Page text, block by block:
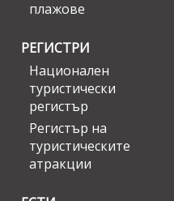
плажове
РЕГИСТРИ
Национален
туристически
регистър
Регистър на
туристическите
атракции